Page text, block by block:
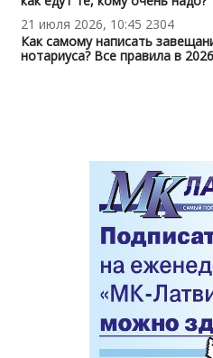
21 июля 2026, 10:45 2304
Как самому написать
нотариуса? Все правила в